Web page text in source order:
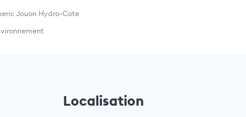
Jouon Hydro-Cote
Localisation